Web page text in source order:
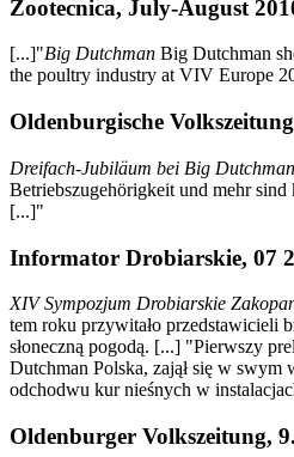
Zootecnica, July-August
[...]"Big Dutchman Big Dutchman
the poultry industry at VIV Europe
Oldenburgische
Dreifach-Jubiläum bei Big Dutchman
Betriebszugehörigkeit und mehr
[...]"
Informator Drobiarskie, 07
XIV Sympozjum Drobiarskie
tem roku przywitało przedstawicieli
słoneczną pogodą. [...] "Pierwszy
Dutchman Polska, zajął się w swym
odchodwu kur nieśnych w
Oldenburger Volkszeitung,